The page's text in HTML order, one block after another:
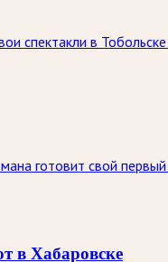
спектакли в
готовит свой
в Хабаровске